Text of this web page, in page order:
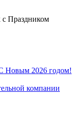
Праздником
Новым 2026 годом!
компании